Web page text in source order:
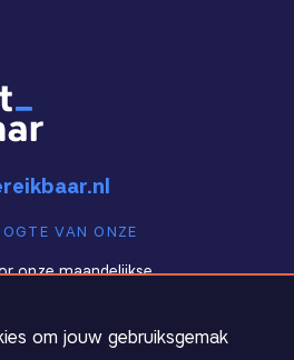
om jouw gebruiksgemak
VAN ONZE
onze maandelijkse